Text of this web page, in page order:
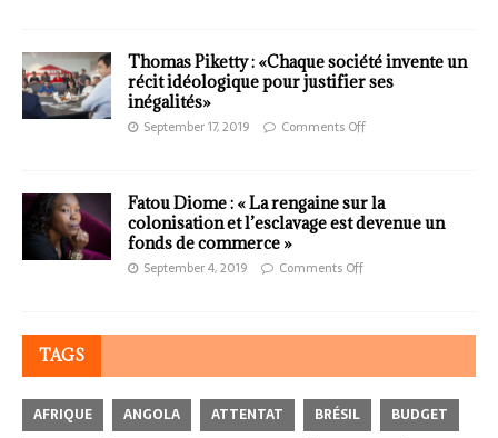
Thomas Piketty : «Chaque société invente un
récit idéologique pour justifier ses
inégalités»
September 17, 2019 Comments Off
Fatou Diome : « La rengaine sur la
colonisation et l’esclavage est devenue un
fonds de commerce »
September 4, 2019 Comments Off
TAGS
AFRIQUE ANGOLA ATTENTAT BRÉSIL
BUDGET